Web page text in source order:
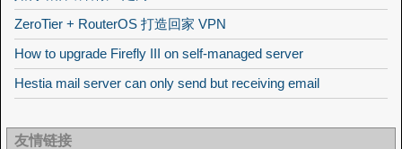
ZeroTier + RouterOS 打造回家 VPN
How to upgrade Firefly III on self-managed server
Hestia mail server can only send but receiving email
友情链接